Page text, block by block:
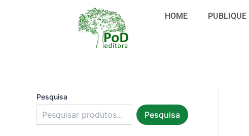
HOME PUBLIQUE
Pesquisa
Pesquisa
u
m
c